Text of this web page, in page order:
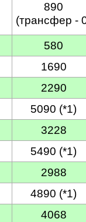
890
(трансфер -
580
1690
2290
5090 (*1)
3228
5490 (*1)
2988
4890 (*1)
4068